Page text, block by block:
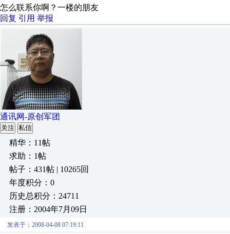
怎么联系你啊？一楼的朋友
回复 引用 举报
通讯网-原创军团
关注 私信
精华：11帖
求助：1帖
帖子：431帖 | 10265回
年度积分：0
历史总积分：24711
注册：2004年7月09日
发表于：2008-04-08 07:19:11